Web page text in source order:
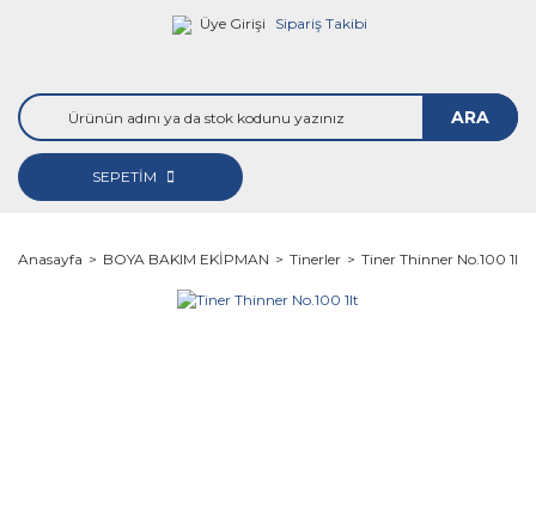
Üye Girişi Sipariş Takibi
ARA
SEPETİM
Anasayfa BOYA BAKIM EKİPMAN Tinerler Tiner Thinner No.100 1lt